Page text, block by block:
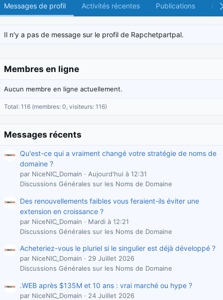
Messages de profil Activités récentes Publications À
Il n'y a pas de message sur le profil de Rapchetpartpal.
Membres en ligne
Aucun membre en ligne actuellement.
Total: 116 (membres: 0, visiteurs: 116)
Messages récents
Qu'est-ce qui a vraiment changé votre stratégie de noms de
domaine ?
par NiceNIC_Domain
Aujourd'hui à 12:31
Discussions Générales sur les Noms de Domaine
Des renouvellements faibles vous feraient-ils éviter une
extension en croissance ?
par NiceNIC_Domain
Mardi à 12:21
Discussions Générales sur les Noms de Domaine
Acheteriez-vous le pluriel si le singulier est déjà développé ?
par NiceNIC_Domain
29 Juillet 2026
Discussions Générales sur les Noms de Domaine
.WEB après $135M et 10 ans : vrai marché ou hype ?
par NiceNIC_Domain
24 Juillet 2026